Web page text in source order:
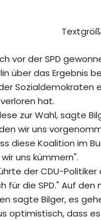
vor der SPD
über das Ergebnis
Sozialdemokraten
hat.
zur Wahl, sagte
wir uns
diese Koalition im
uns kümmern".
der CDU-Politiker
für die SPD." Auf
sagte Bilger, es
optimistisch, dass